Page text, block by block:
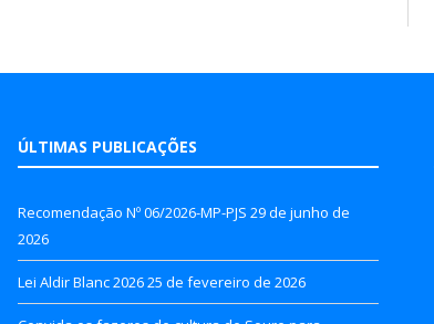
ÚLTIMAS PUBLICAÇÕES
Recomendação Nº 06/2026-MP-PJS 29 de junho de
2026
Lei Aldir Blanc 202625 de fevereiro de 2026